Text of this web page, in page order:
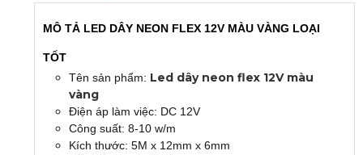
MÔ TẢ LED DÂY NEON FLEX 12V MÀU VÀNG LOẠI
TỐT
Tên sản phẩm: Led dây neon flex 12V màu
vàng
Điện áp làm việc: DC 12V
Công suất: 8-10 w/m
Kích thước: 5M x 12mm x 6mm